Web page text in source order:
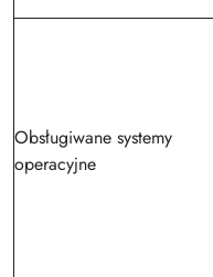
Obsługiwane systemy
operacyjne